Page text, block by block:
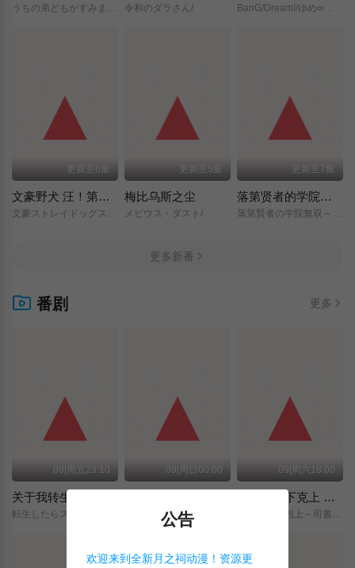
うちの弟どもがすみません/ 令和のダラさん/ BanG/Dream!/ゆめ∞みた/
更新至6集
文豪野犬 汪！第二季
文豪ストレイドッグス/わん！２/
更新至5集
梅比乌斯之尘
メビウス・ダスト/
更新至7集
落第贤者的学院无双～第二次转生的S级开外挂魔术师冒险录～
落第賢者の学院無双～二度目の転生、Sランクチート魔術師冒険録～/
更多新番
番剧 更多
09|周五23:10 09|周日00:00 09|周六18:00
小书痴的下克上 〜为了成为图书管理员而不择手段〜 领主的养女
公告
欢迎来到全新月之祠动漫！资源更